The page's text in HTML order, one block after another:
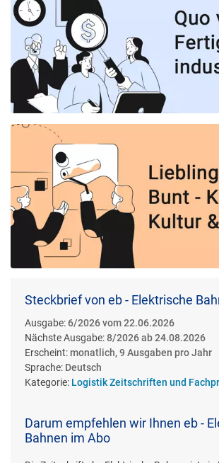
Steckbrief von eb - Elektrische
Ausgabe:6/2026 vom 22.06.2026
Nächste Ausgabe:8/2026 ab 24.08.2026
Erscheint: monatlich, 9 Ausgaben pro Jahr
Sprache: Deutsch
Kategorie: Logistik Zeitschriften und
Darum empfehlen wir Ihnen eb -
Bahnen im Abo